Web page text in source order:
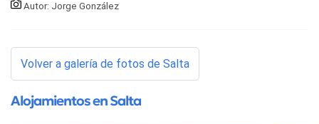
Autor: Jorge González
Volver a galería de fotos de Salta
Alojamientos en Salta